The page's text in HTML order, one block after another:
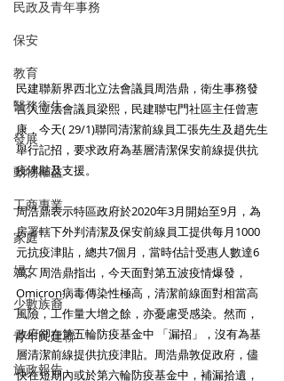
民政及青年事務
保安
教育
醫務衛生
發展
動物權益
工商專業
家庭
婦女
少數族裔
青年民建聯
施政報告
民建聯新界西北立法會議員周浩鼎，衛生事務發
言人立法會議員梁熙，民建聯屯門社區主任曾憲
康，今天( 29/1)聯同清潔前線員工張先生及趙先生
舉行記招，要求政府為基層清潔保安前線提供抗
疫津貼及支援。
周浩鼎表示特區政府於2020年3月開始至9月，為
房署轄下外判清潔及保安前線員工提供每月1000
元抗疫津貼，總共7個月，當時估計受惠人數達6
萬。周浩鼎指出，今天面對第五波疫情爆發，
Omicron病毒傳染性極高，清潔前線面對相當高
風險，工作量大增之餘，亦憂慮受感染。然而，
政府卻在第五輪防疫基金中 「漏招」，沒有為基
層清潔前線提供抗疫津貼。周浩鼎敦促政府，儘
快在短期內或於第六輪防疫基金中，補漏拾遺，